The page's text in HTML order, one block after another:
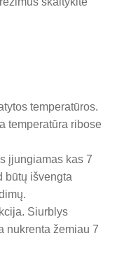
temperatūros.
temperatūra ribose
įjungiamas kas 7
būtų išvengta
Siurblys
nukrenta žemiau 7